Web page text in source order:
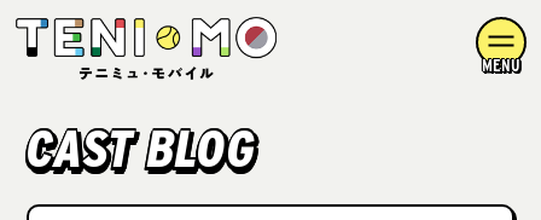
MENU
CAST BLOG